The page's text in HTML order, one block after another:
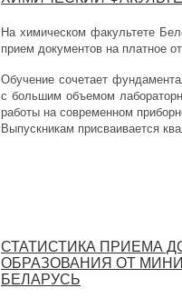
На химическом факультете
прием документов на платное
Обучение сочетает
с большим объемом
работы на современном
Выпускникам присваивается
СТАТИСТИКА ПРИЕМА
ОБРАЗОВАНИЯ ОТ
БЕЛАРУСЬ